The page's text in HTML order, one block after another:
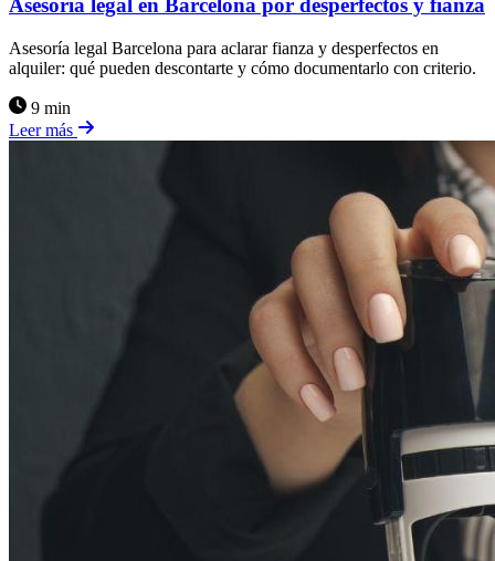
Asesoría legal en Barcelona por desperfectos y fianza
Asesoría legal Barcelona para aclarar fianza y desperfectos en
alquiler: qué pueden descontarte y cómo documentarlo con criterio.
9 min
Leer más